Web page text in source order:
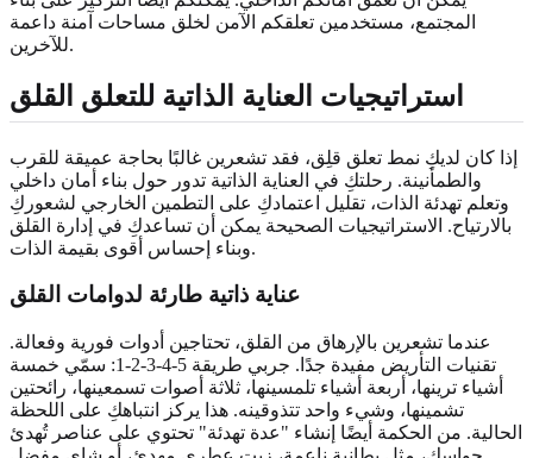
المجتمع، مستخدمين تعلقكم الآمن لخلق مساحات آمنة داعمة
للآخرين.
استراتيجيات العناية الذاتية للتعلق القلق
إذا كان لديكِ نمط تعلق قلِق، فقد تشعرين غالبًا بحاجة عميقة للقرب
والطمأنينة. رحلتكِ في العناية الذاتية تدور حول بناء أمان داخلي
وتعلم تهدئة الذات، تقليل اعتمادكِ على التطمين الخارجي لشعوركِ
بالارتياح. الاستراتيجيات الصحيحة يمكن أن تساعدكِ في إدارة القلق
وبناء إحساس أقوى بقيمة الذات.
عناية ذاتية طارئة لدوامات القلق
عندما تشعرين بالإرهاق من القلق، تحتاجين أدوات فورية وفعالة.
تقنيات التأريض مفيدة جدًا. جربي طريقة 5-4-3-2-1: سمّي خمسة
أشياء ترينها، أربعة أشياء تلمسينها، ثلاثة أصوات تسمعينها، رائحتين
تشمينها، وشيء واحد تتذوقينه. هذا يركز انتباهكِ على اللحظة
الحالية. من الحكمة أيضًا إنشاء "عدة تهدئة" تحتوي على عناصر تُهدئ